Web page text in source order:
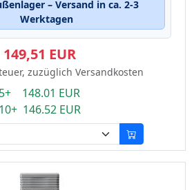
– Versand in ca. 2-3
Werktagen
149,51 EUR
zuzüglich Versandkosten
5+ 148.01 EUR
10+ 146.52 EUR